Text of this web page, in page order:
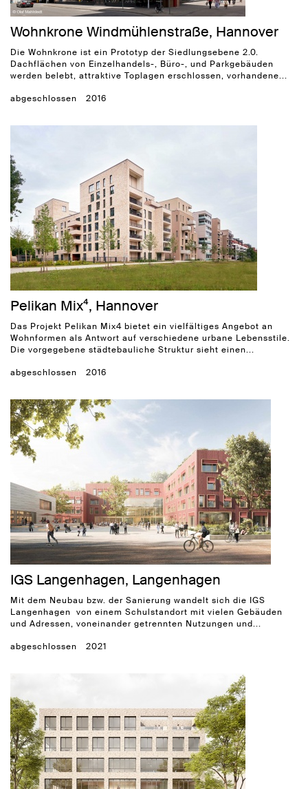
Wohnkrone Windmühlenstraße, Hannover
Die Wohnkrone ist ein Prototyp der Siedlungsebene 2.0.
Dachflächen von Einzelhandels-, Büro-, und Parkgebäuden
werden belebt, attraktive Toplagen erschlossen, vorhandene...
abgeschlossen 2016
Pelikan Mix⁴, Hannover
Das Projekt Pelikan Mix4 bietet ein vielfältiges Angebot an
Wohnformen als Antwort auf verschiedene urbane Lebensstile.
Die vorgegebene städtebauliche Struktur sieht einen...
abgeschlossen 2016
IGS Langenhagen, Langenhagen
Mit dem Neubau bzw. der Sanierung wandelt sich die IGS
Langenhagen von einem Schulstandort mit vielen Gebäuden
und Adressen, voneinander getrennten Nutzungen und...
abgeschlossen 2021